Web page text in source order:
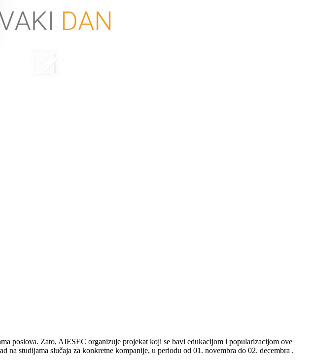
poslova. Zato, AIESEC organizuje projekat koji se bavi edukacijom i popularizacijom ove
studijama slučaja za konkretne kompanije, u periodu od 01. novembra do 02. decembra .